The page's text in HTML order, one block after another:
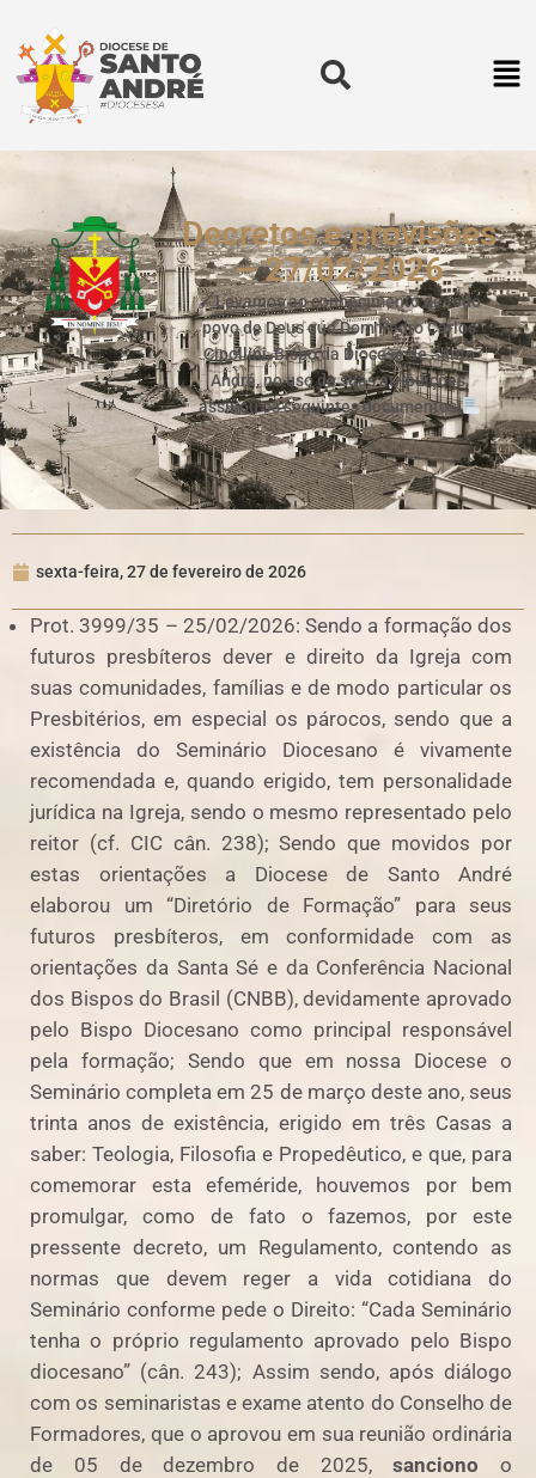
Decretos e provisões
– 27/02/2026
🖌Levamos ao conhecimento de todo
povo de Deus que Dom Pedro Carlos
Cipollini, Bispo da Diocese de Santo
André, no uso de suas atribuições,
assinou os seguintes documentos:
sexta-feira, 27 de fevereiro de 2026
Prot. 3999/35 – 25/02/2026: Sendo a formação dos
futuros presbíteros dever e direito da Igreja com
suas comunidades, famílias e de modo particular os
Presbitérios, em especial os párocos, sendo que a
existência do Seminário Diocesano é vivamente
recomendada e, quando erigido, tem personalidade
jurídica na Igreja, sendo o mesmo representado pelo
reitor (cf. CIC cân. 238); Sendo que movidos por
estas orientações a Diocese de Santo André
elaborou um “Diretório de Formação” para seus
futuros presbíteros, em conformidade com as
orientações da Santa Sé e da Conferência Nacional
dos Bispos do Brasil (CNBB), devidamente aprovado
pelo Bispo Diocesano como principal responsável
pela formação; Sendo que em nossa Diocese o
Seminário completa em 25 de março deste ano, seus
trinta anos de existência, erigido em três Casas a
saber: Teologia, Filosofia e Propedêutico, e que, para
comemorar esta efeméride, houvemos por bem
promulgar, como de fato o fazemos, por este
pressente decreto, um Regulamento, contendo as
normas que devem reger a vida cotidiana do
Seminário conforme pede o Direito: “Cada Seminário
tenha o próprio regulamento aprovado pelo Bispo
diocesano” (cân. 243); Assim sendo, após diálogo
com os seminaristas e exame atento do Conselho de
Formadores, que o aprovou em sua reunião ordinária
de 05 de dezembro de 2025,sanciono o